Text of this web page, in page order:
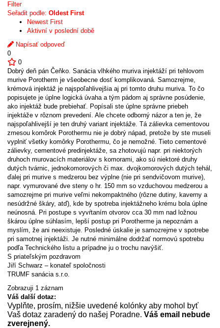
Filter
Seřadit podle: Oldest First
Newest First
Aktivní v poslední době
Napísať odpoveď
0
0
Dobrý deň pán Čeňko. Sanácia vlhkého muriva injektáží pri tehlovom
murive Porotherm je všeobecne dosť komplikovaná. Samozrejme,
krémová injektáž je najspoľahlivejšia aj pri tomto druhu muriva. To čo
popisujete je úplne logická úvaha a tým pádom aj správne posúdenie,
ako injektáž bude prebiehať. Popísali ste úplne správne priebeh
injektáže v rôznom prevedení. Ale chcete odborný názor a ten je, že
najspoľahlivejší je ten druhý variant injektáže. Tá zálievka cementovou
zmesou komôrok Porothermu nie je dobrý nápad, pretože by ste museli
vyplniť všetky komôrky Porothermu, čo je nemožné. Tieto cementové
zálievky, cementové predinjektáže, sa zhotovujú napr. pri niektorých
druhoch murovacích materiálov s komorami, ako sú niektoré druhy
dutých tvárnic, jednokomorových či max. dvojkomorových dutých tehál,
ďalej pri murive s medzerou bez výplne (nie pri sendvičovom murive),
napr. vymurované dve steny o hr. 150 mm so vzduchovou medzerou a
samozrejme pri murive veľmi nekompaktného (rôzne dutiny, kaverny a
nesúdržné škáry, atď), kde by spotreba injektážneho krému bola úplne
neúnosná. Pri postupe s vyvŕtaním otvorov cca 30 mm nad ložnou
škárou úplne súhlasím, lepší postup pri Porotherme ja nepoznám a
myslím, že ani neexistuje. Posledné úskalie je samozrejme v spotrebe
pri samotnej injektáži. Je nutné minimálne dodržať normovú spotrebu
podľa Technického listu a prípadne ju o trochu navýšiť.
S priateľským pozdravom
Jiří Schwarz – konateľ spoločnosti
TRUMF sanácia s.r.o.
Zobrazuji 1 záznam
Váš další dotaz:
Vyplňte, prosím, nižšie uvedené kolónky aby mohol byť
Vaš dotaz zaradený do našej Poradne. Váš email nebude
zverejnený.